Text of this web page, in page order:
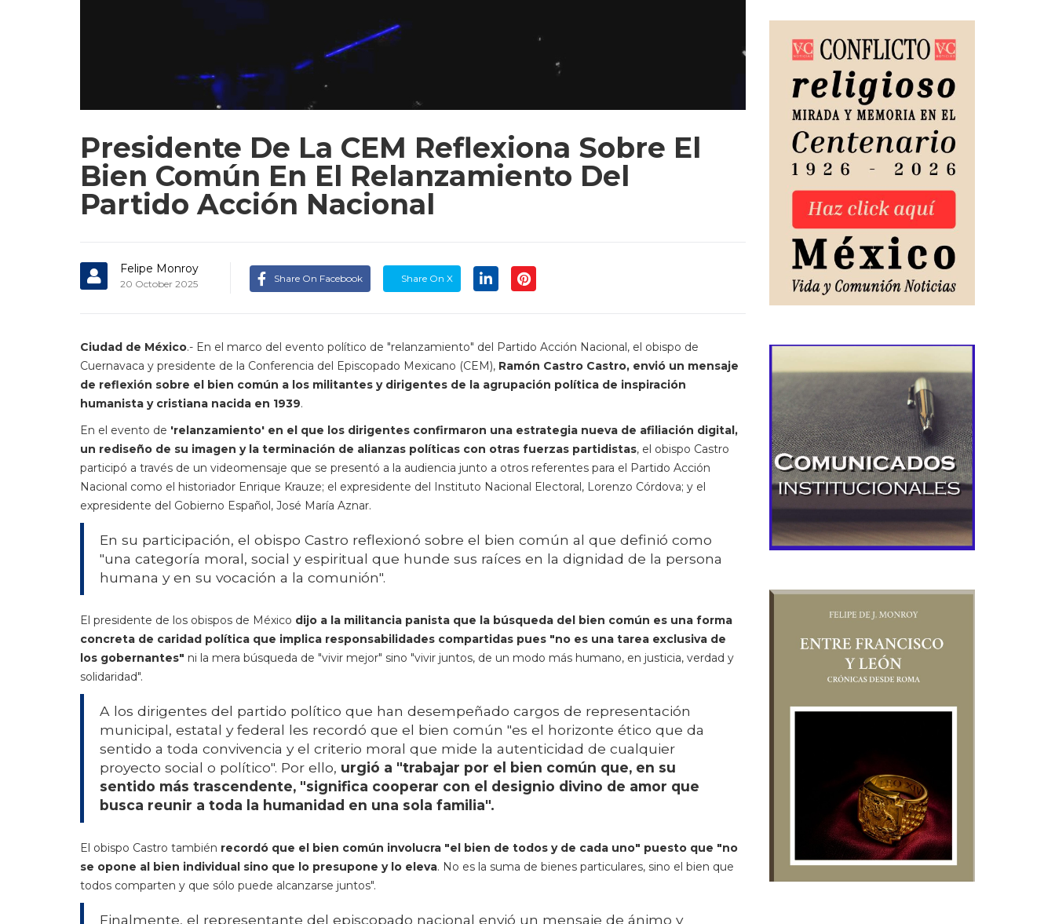
Presidente De La CEM Reflexiona Sobre El
Bien Común En El Relanzamiento Del
Partido Acción Nacional
Felipe Monroy
20 October 2025 Share On Facebook Share On X
Ciudad de México.- En el marco del evento político de "relanzamiento" del Partido Acción Nacional, el obispo de
Cuernavaca y presidente de la Conferencia del Episcopado Mexicano (CEM), Ramón Castro Castro, envió un mensaje
de reflexión sobre el bien común a los militantes y dirigentes de la agrupación política de inspiración
humanista y cristiana nacida en 1939.
En el evento de 'relanzamiento' en el que los dirigentes confirmaron una estrategia nueva de afiliación digital,
un rediseño de su imagen y la terminación de alianzas políticas con otras fuerzas partidistas, el obispo Castro
participó a través de un videomensaje que se presentó a la audiencia junto a otros referentes para el Partido Acción
Nacional como el historiador Enrique Krauze; el expresidente del Instituto Nacional Electoral, Lorenzo Córdova; y el
expresidente del Gobierno Español, José María Aznar.
En su participación, el obispo Castro reflexionó sobre el bien común al que definió como
"una categoría moral, social y espiritual que hunde sus raíces en la dignidad de la persona
humana y en su vocación a la comunión".
El presidente de los obispos de México dijo a la militancia panista que la búsqueda del bien común es una forma
concreta de caridad política que implica responsabilidades compartidas pues "no es una tarea exclusiva de
los gobernantes" ni la mera búsqueda de "vivir mejor" sino "vivir juntos, de un modo más humano, en justicia, verdad y
solidaridad".
A los dirigentes del partido político que han desempeñado cargos de representación
municipal, estatal y federal les recordó que el bien común "es el horizonte ético que da
sentido a toda convivencia y el criterio moral que mide la autenticidad de cualquier
proyecto social o político". Por ello, urgió a "trabajar por el bien común que, en su
sentido más trascendente, "significa cooperar con el designio divino de amor que
busca reunir a toda la humanidad en una sola familia".
El obispo Castro también recordó que el bien común involucra "el bien de todos y de cada uno" puesto que "no
se opone al bien individual sino que lo presupone y lo eleva. No es la suma de bienes particulares, sino el bien que
todos comparten y que sólo puede alcanzarse juntos".
Finalmente, el representante del episcopado nacional envió un mensaje de ánimo y